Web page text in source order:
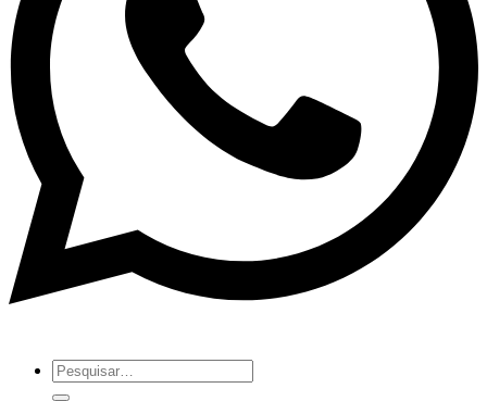
Pesquisar
por: